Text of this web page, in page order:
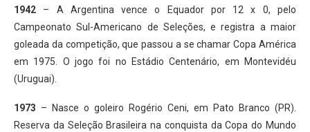
1942 – A Argentina vence o Equador por 12 x 0, pelo
Campeonato Sul-Americano de Seleções, e registra a maior
goleada da competição, que passou a se chamar Copa América
em 1975. O jogo foi no Estádio Centenário, em Montevidéu
(Uruguai).
1973 – Nasce o goleiro Rogério Ceni, em Pato Branco (PR).
Reserva da Seleção Brasileira na conquista da Copa do Mundo